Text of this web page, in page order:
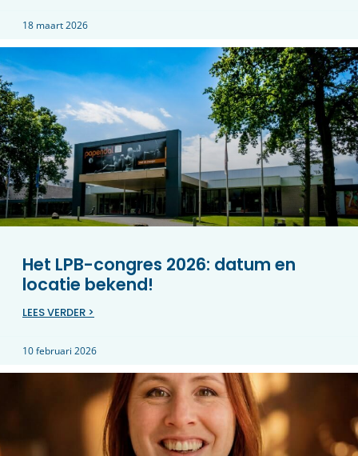
18 maart 2026
Het LPB-congres 2026: datum en
locatie bekend!
LEES VERDER >
10 februari 2026